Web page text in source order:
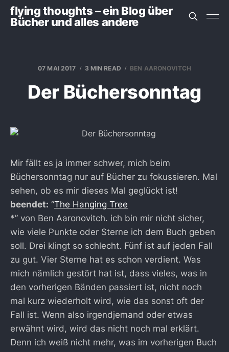
flying thoughts – ein Blog über
Bücher und alles andere
07 MAI 2017 3 MIN READ BEN AARONOVITCH
Der Büchersonntag
Mir fällt es ja immer schwer, mich beim
Büchersonntag nur auf Bücher zu fokussieren. Mal
sehen, ob es mir dieses Mal geglückt ist!
beendet: “The Hanging Tree
*” von Ben Aaronovitch. ich bin mir nicht sicher,
wie viele Punkte oder Sterne ich dem Buch geben
soll. Drei klingt so schlecht. Fünf ist auf jeden Fall
zu gut. Vier Sterne hat es schon verdient. Was
mich nämlich gestört hat ist, dass vieles, was in
den vorherigen Bänden passiert ist, nicht noch
mal kurz wiederholt wird, wie das sonst oft der
Fall ist. Wenn also irgendjemand oder etwas
erwähnt wird, wird das nicht noch mal erklärt.
Denn ich weiß nicht mehr, was im vorherigen Buch